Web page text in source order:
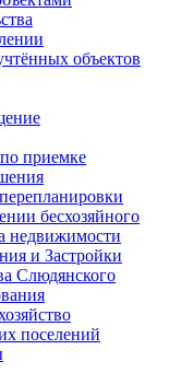
объектов
приемке
бесхозяйного
недвижимости
и Застройки
Слюдянского
поселений